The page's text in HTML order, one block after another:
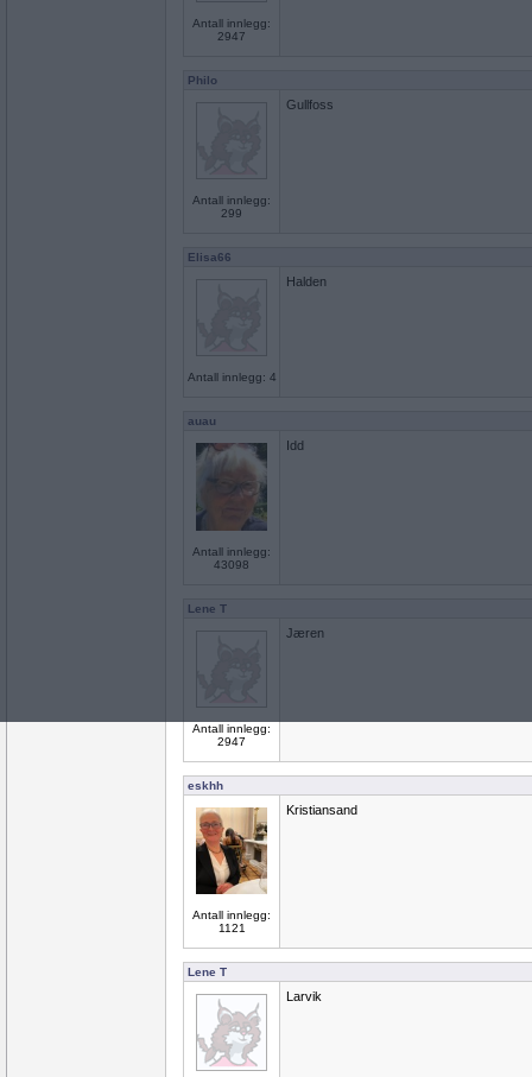
Antall innlegg:
2947
Philo
Antall innlegg:
299
Gullfoss
Elisa66
Antall innlegg: 4
Halden
auau
Antall innlegg:
43098
Idd
Lene T
Antall innlegg:
2947
Jæren
eskhh
Antall innlegg:
1121
Kristiansand
Lene T
Larvik